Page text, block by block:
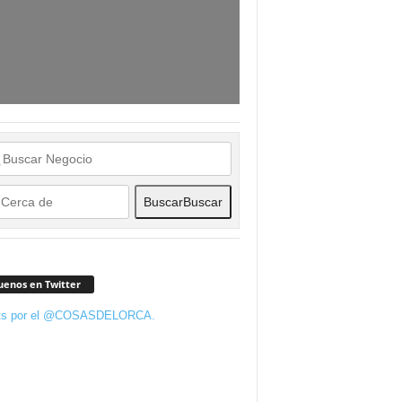
BuscarBuscar
en Twitter
por el @COSASDELORCA.